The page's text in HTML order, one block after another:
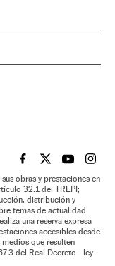
EL PAÍS BRASIL EN
EL PAÍSEL PAÍS
EL
obras y prestaciones en
32.1 del TRLPI;
distribución y
temas de actualidad
una reserva expresa
accesibles desde
que resulten
del Real Decreto - ley